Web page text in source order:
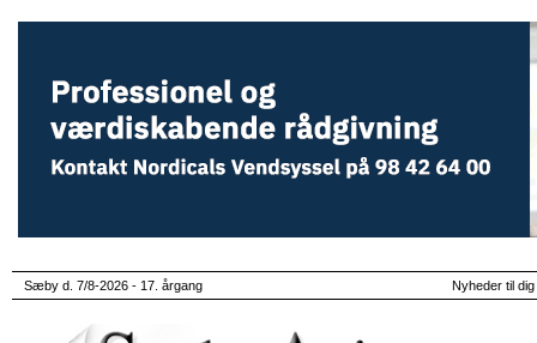
Sæby d. 7/8-2026 - 17. årgang Nyheder til